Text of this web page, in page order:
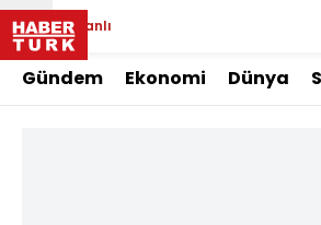
Canlı
Gündem Ekonomi Dünya